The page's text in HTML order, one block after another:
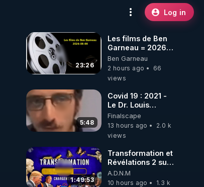
Log in
23:26
Les films de Ben
Garneau = 2026-
08-08
Ben Garneau
2 hours ago
66
views
5:48
Covid 19 : 2021 -
Le Dr. Louis
Fouché renverse
le plateau de
CNews !
Finalscape
13 hours ago
2.0 k
views
1:49:53
Transformation et
Révélations 2 sur
2 - live du
07/08/26
A.D.N.M
10 hours ago
1.3 k